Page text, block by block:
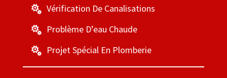
 Vérification De Canalisations
 Problème D’eau Chaude
 Projet Spécial En Plomberie